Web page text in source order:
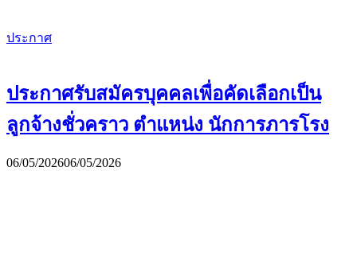
ประกาศ
ประกาศรับสมัครบุคคลเพื่อคัดเลือกเป็น
ลูกจ้างชั่วคราว ตำแหน่ง นักการภารโรง
06/05/202606/05/2026